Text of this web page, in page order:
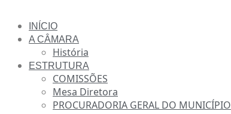
INÍCIO
A CÂMARA
História
ESTRUTURA
COMISSÕES
Mesa Diretora
PROCURADORIA GERAL DO MUNICÍPIO